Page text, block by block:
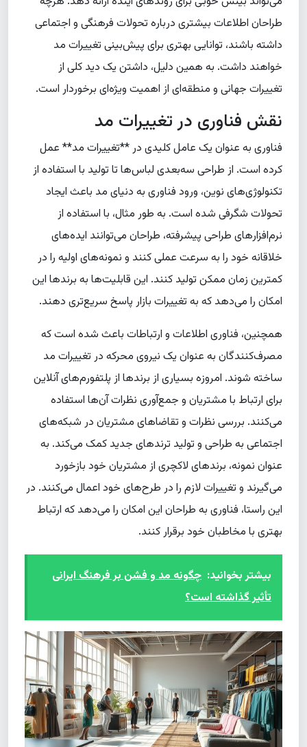
طراحان اطلاعات بیشتری درباره تحولات فرهنگی و اجتماعی
داشته باشند، توانایی بهتری برای پیش‌بینی تغییرات مد
خواهند داشت. به همین دلیل، داشتن یک دید کلی از
تغییرات جهانی و منطقه‌ای از اهمیت ویژه‌ای برخوردار است.
نقش فناوری در تغییرات مد
فناوری به عنوان یک عامل کلیدی در **تغییرات مد** عمل
کرده است. از طراحی سه‌بعدی لباس‌ها تا تولید با استفاده از
تکنولوژی‌های نوین، ورود فناوری به دنیای مد باعث ایجاد
تحولات شگرفی شده است. به طور مثال، با استفاده از
نرم‌افزارهای طراحی پیشرفته، طراحان می‌توانند ایده‌های
خلاقانه خود را به سرعت عملی کنند و نمونه‌های اولیه را در
کمترین زمان ممکن تولید کنند. این قابلیت‌ها به برندها این
امکان را می‌دهد که به تغییرات بازار پاسخ سریع‌تری دهند.
همچنین، فناوری اطلاعات و ارتباطات باعث شده است که
مصرف‌کنندگان به عنوان یک نیروی محرکه در تغییرات مد
ساخته شوند. امروزه بسیاری از برندها از پلتفورم‌های آنلاین
برای ارتباط با مشتریان و جمع‌آوری نظرات آن‌ها استفاده
می‌کنند. بررسی نظرات و تقاضاهای مشتریان در شبکه‌های
اجتماعی به طراحی و تولید ترندهای جدید کمک می‌کند. به
عنوان نمونه، برندهای لاکچری از مشتریان خود بازخورد
می‌گیرند و تغییرات لازم را در طرح‌های خود اعمال می‌کنند. در
این راستا، فناوری به طراحان این امکان را می‌دهد که ارتباط
بهتری با مخاطبان خود برقرار کنند.
بیشتر بخوانید: چگونه مد و فشن بر فرهنگ ایرانی
تأثیر گذاشته است؟